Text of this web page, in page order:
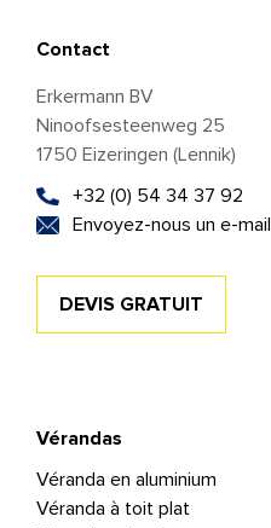
Contact
Erkermann BV
Ninoofsesteenweg 25
1750 Eizeringen (Lennik)
+32 (0) 54 34 37 92
Envoyez-nous un e-mail
DEVIS GRATUIT
Vérandas
Véranda en aluminium
Véranda à toit plat